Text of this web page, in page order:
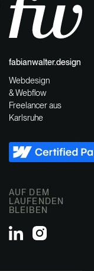
fabianwalter.design
Webdesign
& Webflow
Freelancer aus
Karlsruhe
AUF DEM
LAUFENDEN
BLEIBEN